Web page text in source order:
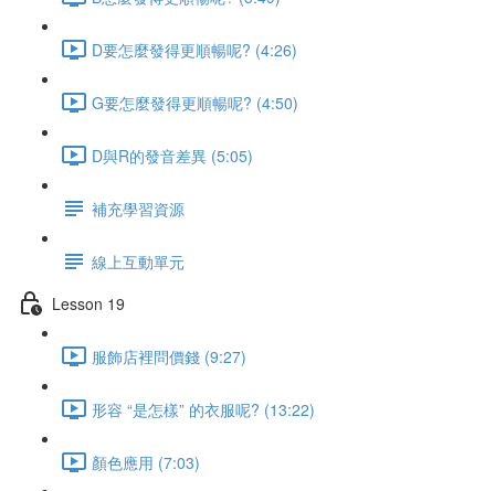
D要怎麼發得更順暢呢? (4:26)
G要怎麼發得更順暢呢? (4:50)
D與R的發音差異 (5:05)
補充學習資源
線上互動單元
Lesson 19
服飾店裡問價錢 (9:27)
形容 “是怎樣” 的衣服呢? (13:22)
顏色應用 (7:03)